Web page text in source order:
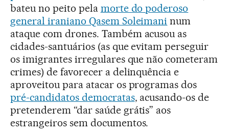
bateu no peito pela morte do poderoso
general iraniano Qasem Soleimani num
ataque com drones. Também acusou as
cidades-santuários (as que evitam perseguir
os imigrantes irregulares que não cometeram
crimes) de favorecer a delinquência e
aproveitou para atacar os programas dos
pré-candidatos democratas, acusando-os de
pretenderem “dar saúde grátis” aos
estrangeiros sem documentos.